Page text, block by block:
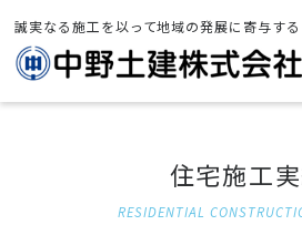
誠実なる施工を以って地域の発展に寄与する
TOP> 住宅施工実績
住宅施工
RESIDENTIAL